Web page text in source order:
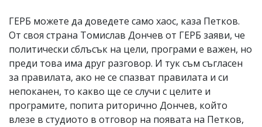
ГЕРБ можете да доведете само хаос, каза Петков.
От своя страна Томислав Дончев от ГЕРБ заяви, че
политически сблъсък на цели, програми е важен, но
преди това има друг разговор. И тук съм съгласен
за правилата, ако не се спазват правилата и си
непоканен, то какво ще се случи с целите и
програмите, попита риторично Дончев, който
влезе в студиото в отговор на появата на Петков,